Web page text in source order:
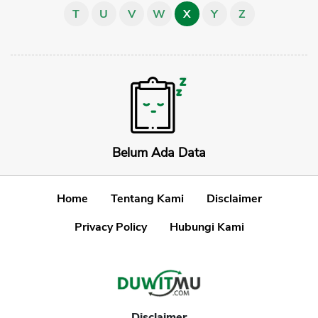
Sekuritas Saham
Asuransi Jiwa
Asuransi Kesehatan
Asuransi Syariah
T U V W X Y Z
Belum Ada Data
Home Tentang Kami
Disclaimer
Privacy Policy
Hubungi Kami